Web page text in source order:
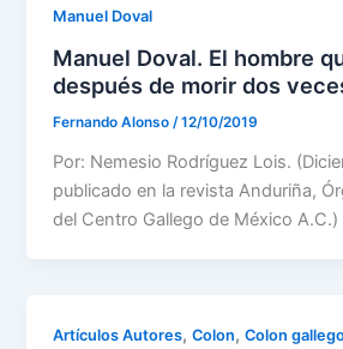
Manuel Doval
Manuel Doval. El hombre
después de morir dos
Fernando Alonso /12/10/2019
Por: Nemesio Rodríguez Lois.
publicado en la revista Anduriña,
del Centro Gallego de México
Artículos Autores,Colon,Colon